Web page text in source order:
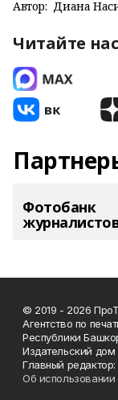
Автор: Диана
Читайте нас
Фотобанк
© 2019 - 2026
Агентство по
Республики
Издательский
Главный
Об использовании